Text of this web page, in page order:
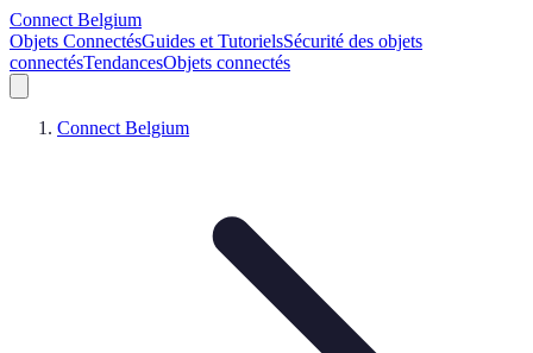
Connect Belgium
Objets ConnectésGuides et TutorielsSécurité des objets
connectésTendancesObjets connectés
Connect Belgium